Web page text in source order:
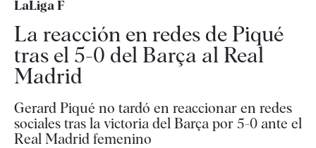
LaLiga F
La reacción en redes de Piqué
tras el 5-0 del Barça al Real
Madrid
Gerard Piqué no tardó en reaccionar en redes
sociales tras la victoria del Barça por 5-0 ante el
Real Madrid femenino